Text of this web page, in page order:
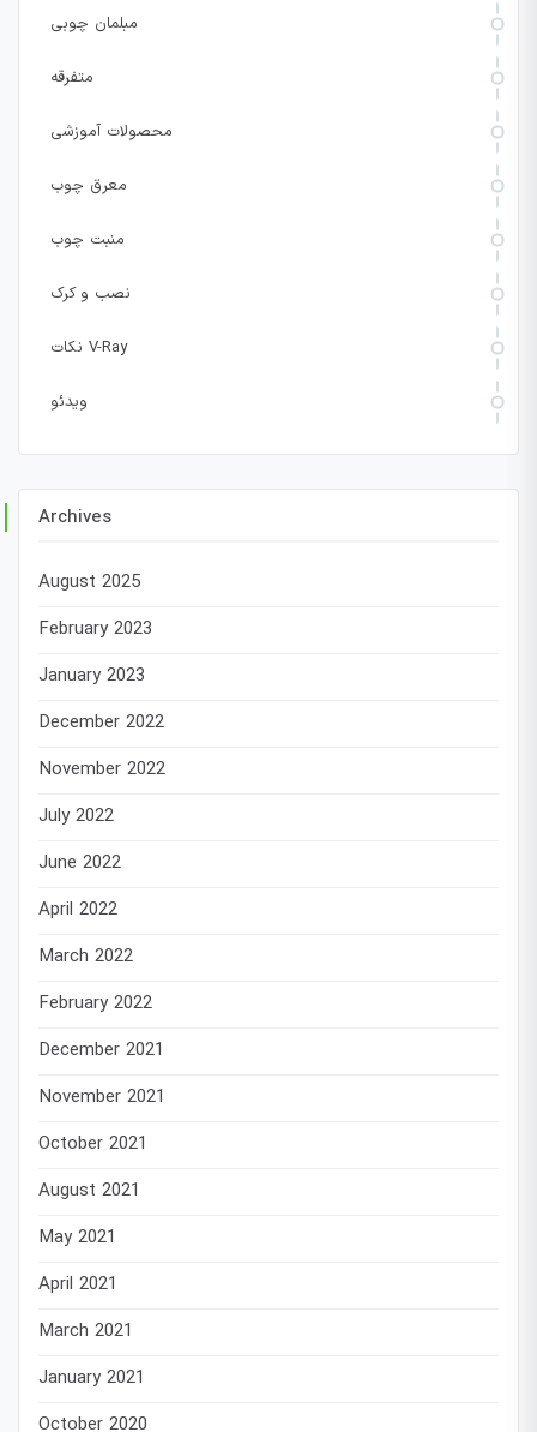
مبلمان چوبی
متفرقه
محصولات آموزشی
معرق چوب
منبت چوب
نصب و کرک
نکات V-Ray
ویدئو
Archives
August 2025
February 2023
January 2023
December 2022
November 2022
July 2022
June 2022
April 2022
March 2022
February 2022
December 2021
November 2021
October 2021
August 2021
May 2021
April 2021
March 2021
January 2021
October 2020